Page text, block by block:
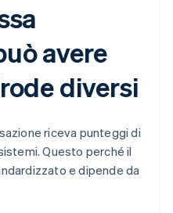
avere
diversi
riceva punteggi di
Questo perché il
e dipende da